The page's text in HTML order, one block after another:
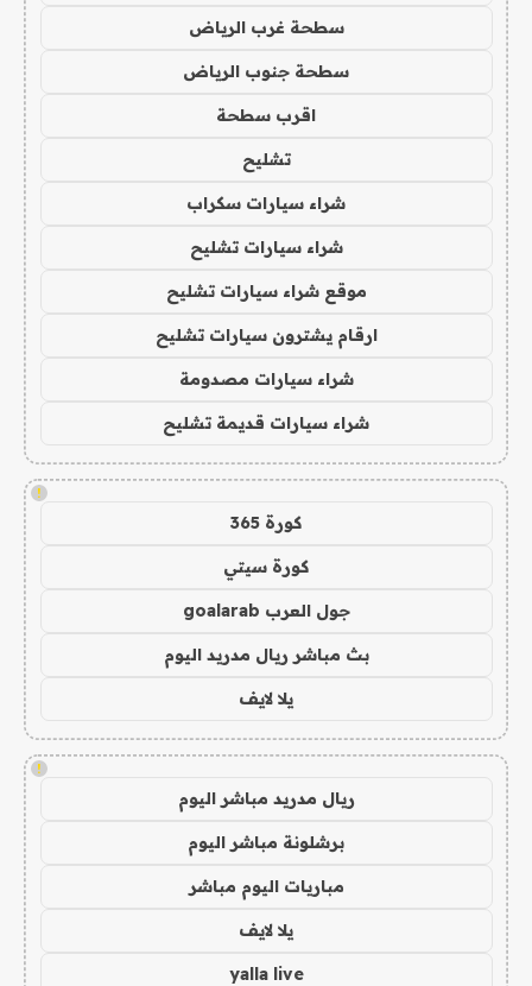
سطحة غرب الرياض
سطحة جنوب الرياض
اقرب سطحة
تشليح
شراء سيارات سكراب
شراء سيارات تشليح
موقع شراء سيارات تشليح
ارقام يشترون سيارات تشليح
شراء سيارات مصدومة
شراء سيارات قديمة تشليح
!
كورة 365
كورة سيتي
جول العرب goalarab
بث مباشر ريال مدريد اليوم
يلا لايف
!
ريال مدريد مباشر اليوم
برشلونة مباشر اليوم
مباريات اليوم مباشر
يلا لايف
yalla live